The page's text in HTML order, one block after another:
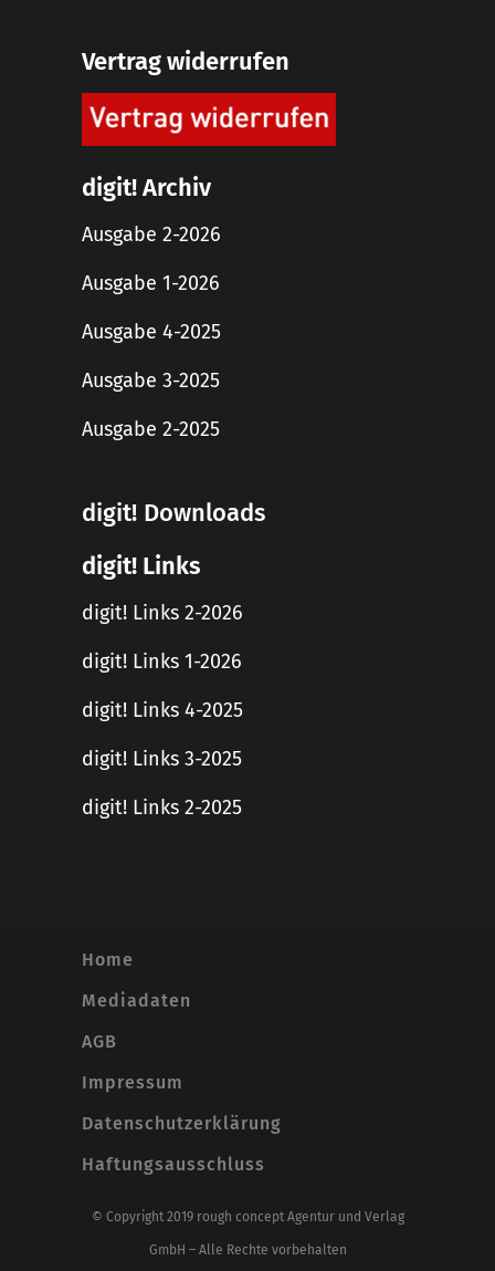
Vertrag widerrufen
digit! Archiv
Ausgabe 2-2026
Ausgabe 1-2026
Ausgabe 4-2025
Ausgabe 3-2025
Ausgabe 2-2025
digit! Downloads
digit! Links
digit! Links 2-2026
digit! Links 1-2026
digit! Links 4-2025
digit! Links 3-2025
digit! Links 2-2025
Home
Mediadaten
AGB
Impressum
Datenschutzerklärung
Haftungsausschluss
© Copyright 2019 rough concept Agentur und Verlag
GmbH – Alle Rechte vorbehalten